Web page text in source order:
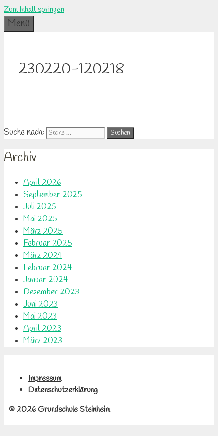
Zum Inhalt springen
Menü
230220-120218
Suche nach:
Archiv
April 2026
September 2025
Juli 2025
Mai 2025
März 2025
Februar 2025
März 2024
Februar 2024
Januar 2024
Dezember 2023
Juni 2023
Mai 2023
April 2023
März 2023
Impressum
Datenschutzerklärung
© 2026 Grundschule Steinheim